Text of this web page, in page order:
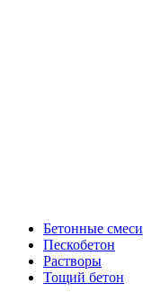
Бетонные смеси
Пескобетон
Растворы
Тощий бетон